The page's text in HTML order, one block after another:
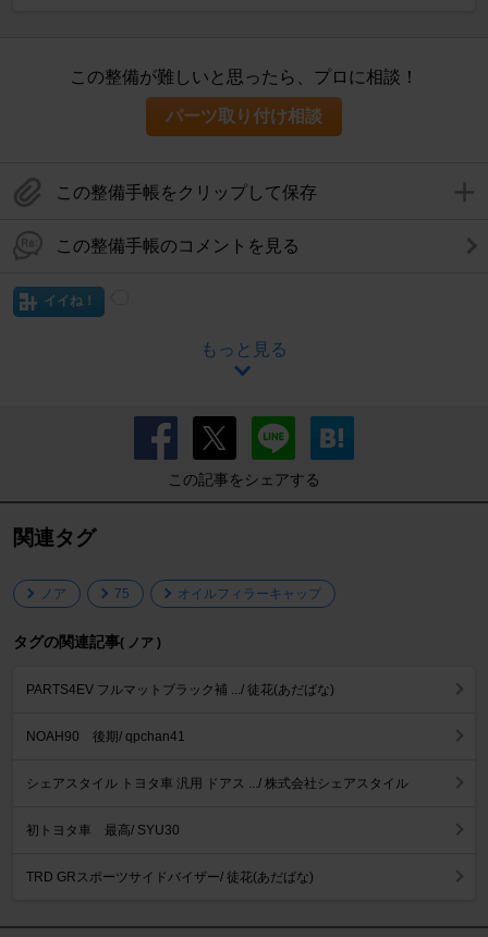
この整備が難しいと思ったら、プロに相談！
パーツ取り付け相談
この整備手帳をクリップして保存
この整備手帳のコメントを見る
イイね！
もっと見る
この記事をシェアする
関連タグ
ノア 75 オイルフィラーキャップ
タグの関連記事( ノア )
PARTS4EV フルマットブラック補 .../ 徒花(あだばな)
NOAH90 後期/ qpchan41
シェアスタイル トヨタ車 汎用 ドアス .../ 株式会社シェアスタイル
初トヨタ車 最高/ SYU30
TRD GRスポーツサイドバイザー/ 徒花(あだばな)